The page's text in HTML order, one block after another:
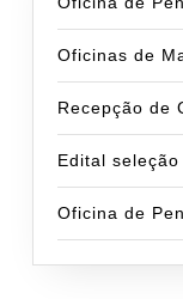
Oficinas de
Recepção de
Edital
Oficina de